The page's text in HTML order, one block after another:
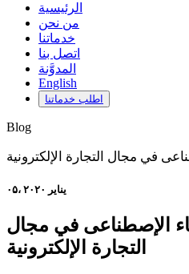
الرئيسية
من نحن
خدماتنا
اتصل بنا
المدوَّنة
English
اطلب خدماتنا
Blog
في مجال التجارة الإلكترونية
۰۵، يناير ۲۰۲۰
الإصطناعى في مجال
التجارة الإلكترونية